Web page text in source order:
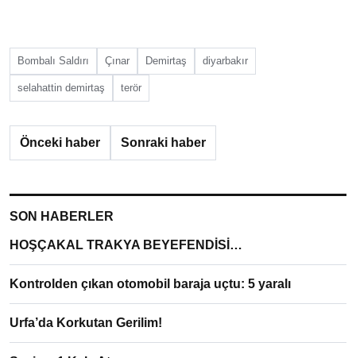
Bombalı Saldırı Çınar Demirtaş diyarbakır
selahattin demirtaş terör
Önceki haber Sonraki haber
SON HABERLER
HOŞÇAKAL TRAKYA BEYEFENDİSİ…
Kontrolden çıkan otomobil baraja uçtu: 5 yaralı
Urfa’da Korkutan Gerilim!